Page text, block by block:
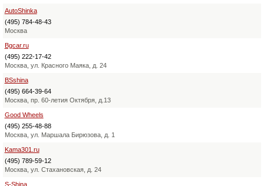
AutoShinka
(495) 784-48-43
Москва
Bgcar.ru
(495) 222-17-42
Москва, ул. Красного Маяка, д. 24
BSshina
(495) 664-39-64
Москва, пр. 60-летия Октября, д.13
Good Wheels
(495) 255-48-88
Москва, ул. Маршала Бирюзова, д. 1
Kama301.ru
(495) 789-59-12
Москва, ул. Стахановская, д. 24
S-Shina